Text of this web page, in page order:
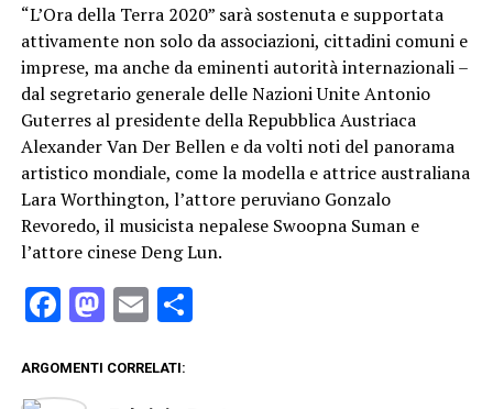
“L’Ora della Terra 2020” sarà sostenuta e supportata
attivamente non solo da associazioni, cittadini comuni e
imprese, ma anche da eminenti autorità internazionali –
dal segretario generale delle Nazioni Unite Antonio
Guterres al presidente della Repubblica Austriaca
Alexander Van Der Bellen e da volti noti del panorama
artistico mondiale, come la modella e attrice australiana
Lara Worthington, l’attore peruviano Gonzalo
Revoredo, il musicista nepalese Swoopna Suman e
l’attore cinese Deng Lun.
Facebook
Mastodon
EmailCondividi
ARGOMENTI CORRELATI: